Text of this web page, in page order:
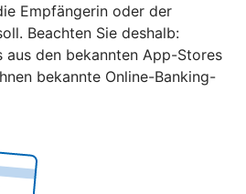
Empfängerin oder der
Beachten Sie deshalb:
aus den bekannten App-Stores
bekannte Online-Banking-